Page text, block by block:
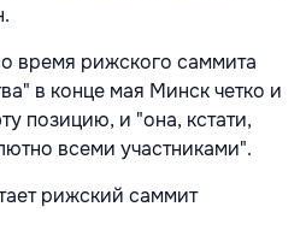
время рижского саммита
в конце мая Минск четко и
позицию, и "она, кстати,
всеми участниками".
рижский саммит